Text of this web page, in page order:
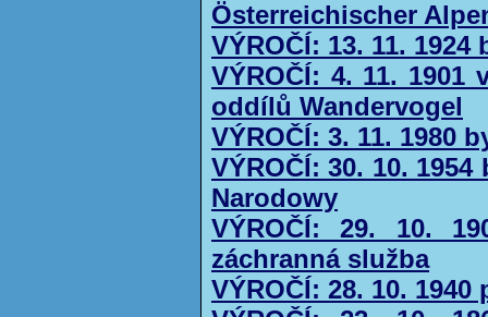
Österreichischer
VÝROČÍ: 13. 11. 1924
VÝROČÍ: 4. 11. 1901
oddílů Wandervogel
VÝROČÍ: 3. 11. 1980
VÝROČÍ: 30. 10.
Narodowy
VÝROČÍ: 29. 10.
záchranná služba
VÝROČÍ: 28. 10.